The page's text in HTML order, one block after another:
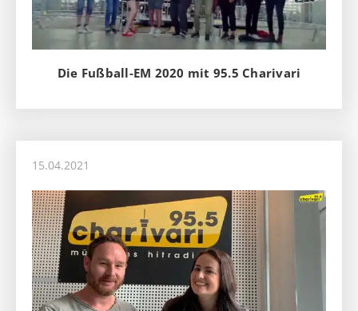
Die Fußball-EM 2020 mit 95.5 Charivari
15.04.2021